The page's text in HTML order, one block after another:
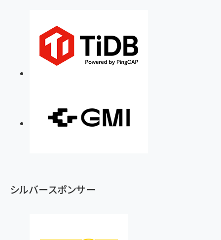
シルバースポンサー